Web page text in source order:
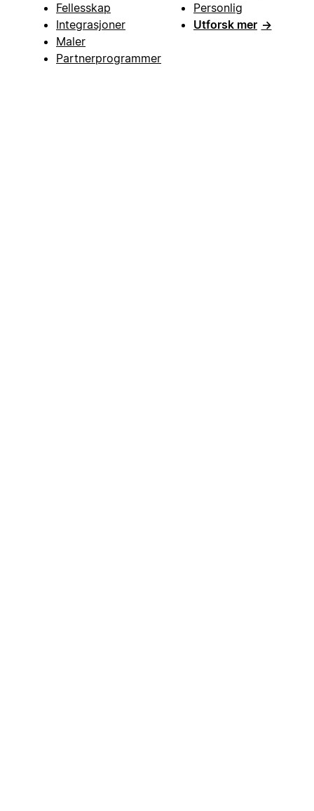
Fellesskap
Integrasjoner
Maler
Partnerprogrammer
Personlig
Utforsk mer →